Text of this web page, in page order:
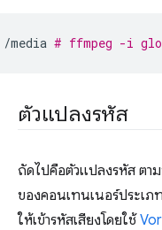
/media # ffmpeg -i
ตัวแปลงรหัส
ถัดไปคือตัวแปลงรหัส ตา
ของคอนเทนเนอร์ประเ
ให้เข้ารหัสเสียงโดยใช้